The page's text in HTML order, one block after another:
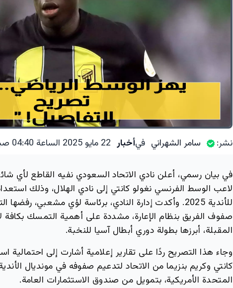
نشر: سامر الشهراني فيأخبار 22 مايو 2025 الساعة 04:40 صباحاً
في بيان رسمي، أعلن نادي الاتحاد السعودي نفيه القاطع لأي
لاعب الوسط الفرنسي نغولو كانتي إلى نادي الهلال، وذلك
للأندية 2025. وأكدت إدارة النادي، برئاسة لؤي مشعبي،
صفوف الفريق بنظام الإعارة، مشددة على أهمية التمسك بكافة
المقبلة، أبرزها بطولة دوري أبطال آسيا للنخبة.
وجاء هذا التصريح ردًا على تقارير إعلامية أشارت إلى احتمالية
كانتي وكريم بنزيما من الاتحاد لتدعيم صفوفه في مونديال
المتحدة الأمريكية، بتمويل من صندوق الاستثمارات العامة.